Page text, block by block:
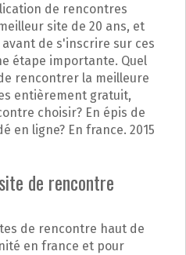
de rencontres
site de 20 ans, et
de s'inscrire sur ces
étape importante. Quel
rencontrer la meilleure
entièrement gratuit,
choisir? En épis de
en ligne? En france. 2015
de rencontre
de rencontre haut de
en france et pour